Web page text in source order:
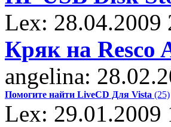
Lex: 28.04.2009
Кряк на Resco
angelina:
Помогите найти LiveCD Для Vista (25)
Lex: 29.01.2009